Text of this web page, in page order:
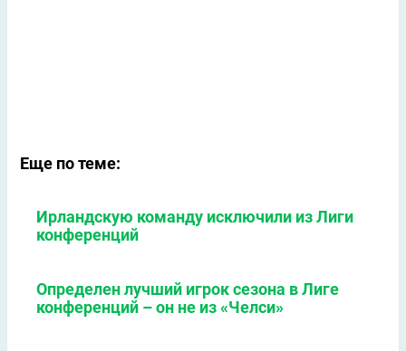
Еще по теме:
Ирландскую команду исключили из Лиги
конференций
Определен лучший игрок сезона в Лиге
конференций – он не из «Челси»